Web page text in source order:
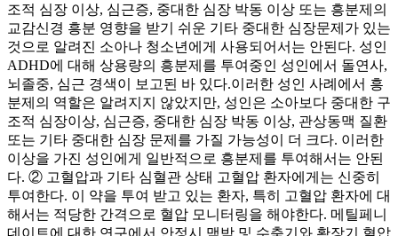
조적 심장 이상, 심근증, 중대한 심장 박동 이상 또는 흥분제의
교감신경 흥분 영향을 받기 쉬운 기타 중대한 심장문제가 있는
것으로 알려진 소아나 청소년에게 사용되어서는 안된다. 성인
ADHD에 대해 상용량의 흥분제를 투여중인 성인에서 돌연사,
뇌졸중, 심근 경색이 보고된 바 있다.이러한 성인 사례에서 흥
분제의 역할은 알려지지 않았지만, 성인은 소아보다 중대한 구
조적 심장이상, 심근증, 중대한 심장 박동 이상, 관상동맥 질환
또는 기타 중대한 심장 문제를 가질 가능성이 더 크다. 이러한
이상을 가진 성인에게 일반적으로 흥분제를 투여해서는 안된
다. ② 고혈압과 기타 심혈관 상태 고혈압 환자에게는 신중히
투여한다. 이 약을 투여 받고 있는 환자, 특히 고혈압 환자에 대
해서는 적당한 간격으로 혈압 모니터링을 해야한다. 메틸페니
데이트에 대한 연구에서 안정시 맥박 및 수축기와 확장기 혈압